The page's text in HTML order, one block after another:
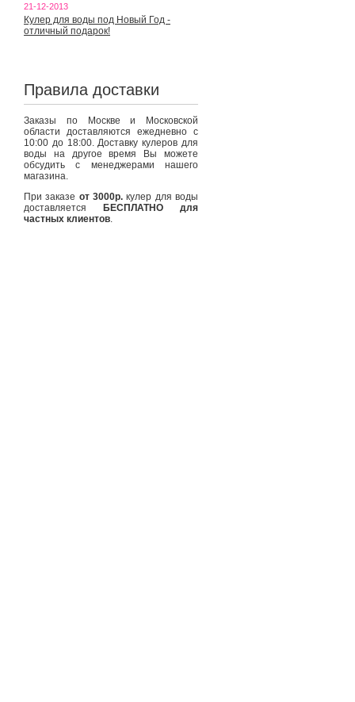
21-12-2013
Кулер для воды под Новый Год -
отличный подарок!
Правила доставки
Заказы по Москве и Московской
области доставляются ежедневно с
10:00 до 18:00. Доставку кулеров для
воды на другое время Вы можете
обсудить с менеджерами нашего
магазина.
При заказе от 3000р. кулер для воды
доставляется
БЕСПЛАТНО для
частных клиентов.